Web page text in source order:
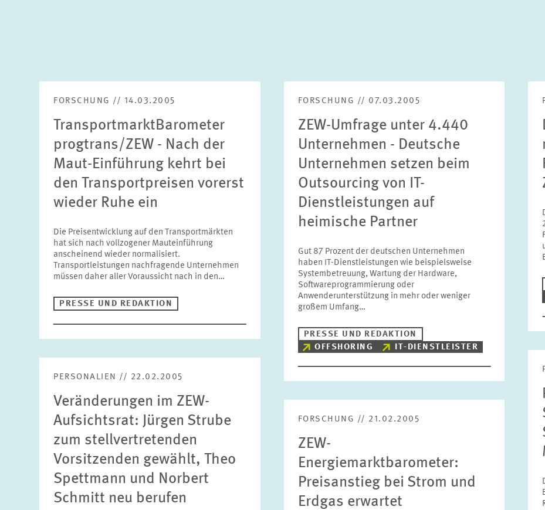
FORSCHUNG // 14.03.2005
TransportmarktBarometer
progtrans/ZEW - Nach der
Maut-Einführung kehrt bei
den Transportpreisen vorerst
wieder Ruhe ein
Die Preisentwicklung auf den Transportmärkten
hat sich nach vollzogener Mauteinführung
anscheinend wieder normalisiert.
Transportleistungen nachfragende Unternehmen
müssen daher aller Voraussicht nach in den…
PRESSE UND REDAKTION
FORSCHUNG // 07.03.2005
ZEW-Umfrage unter 4.440
Unternehmen - Deutsche
Unternehmen setzen beim
Outsourcing von IT-
Dienstleistungen auf
heimische Partner
Gut 87 Prozent der deutschen Unternehmen
haben IT-Dienstleistungen wie beispielsweise
Systembetreuung, Wartung der Hardware,
Softwareprogrammierung oder
Anwenderunterstützung in mehr oder weniger
großem Umfang…
PRESSE UND REDAKTION
OFFSHORING
IT-DIENSTLEISTER
PERSONALIEN // 22.02.2005
Veränderungen im ZEW-
Aufsichtsrat: Jürgen Strube
zum stellvertretenden
Vorsitzenden gewählt, Theo
Spettmann und Norbert
Schmitt neu berufen
FORSCHUNG // 21.02.2005
ZEW-
Energiemarktbarometer:
Preisanstieg bei Strom und
Erdgas erwartet